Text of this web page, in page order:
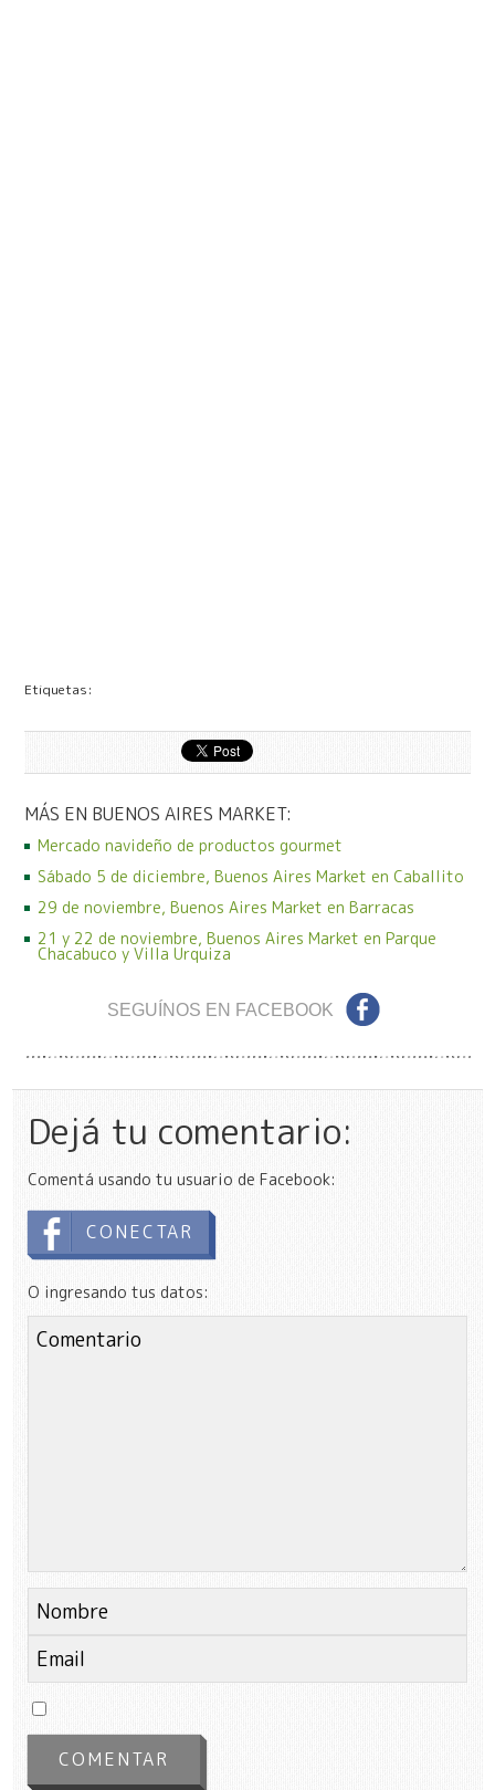
Etiquetas:
MÁS EN BUENOS AIRES MARKET:
Mercado navideño de productos gourmet
Sábado 5 de diciembre, Buenos Aires Market en Caballito
29 de noviembre, Buenos Aires Market en Barracas
21 y 22 de noviembre, Buenos Aires Market en Parque
Chacabuco y Villa Urquiza
SEGUÍNOS EN FACEBOOK
Dejá tu comentario:
Comentá usando tu usuario de Facebook:
CONECTAR
O ingresando tus datos: